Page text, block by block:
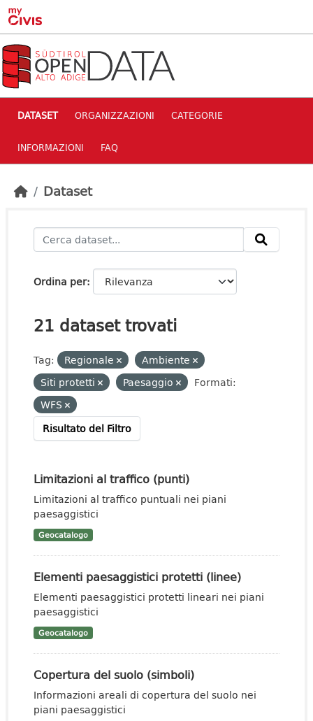
Skip to main content
DATASET ORGANIZZAZIONI CATEGORIE
INFORMAZIONI FAQ
Dataset
Ordina per
21 dataset trovati
Tag: Regionale
Ambiente
Siti protetti
Paesaggio
Formati:
WFS
Risultato del Filtro
Limitazioni al traffico (punti)
Limitazioni al traffico puntuali nei piani
paesaggistici
Geocatalogo
Elementi paesaggistici protetti (linee)
Elementi paesaggistici protetti lineari nei piani
paesaggistici
Geocatalogo
Copertura del suolo (simboli)
Informazioni areali di copertura del suolo nei
piani paesaggistici